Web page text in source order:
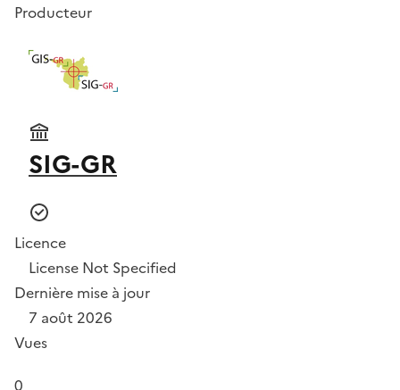
Producteur
SIG-GR
Licence
License Not Specified
Dernière mise à jour
7 août 2026
Vues
0